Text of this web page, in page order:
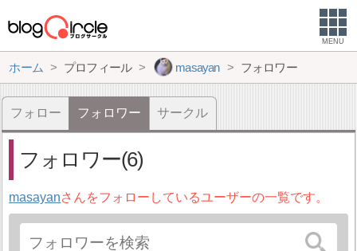
MENU
ホーム プロフィール masayan フォロワー
フォロー フォロワー サークル
フォロワー(6)
masayanさんをフォローしているユーザーの一覧です。